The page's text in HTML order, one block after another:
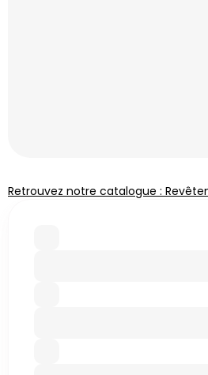
Retrouvez notre catalogue :